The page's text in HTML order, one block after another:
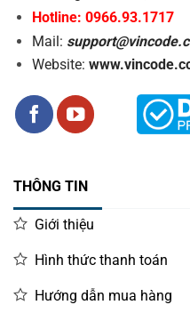
Hotline: 0966.93.1717
Mail:
Website:
THÔNG TIN
Giới thiệu
Hình thức thanh toán
Hướng dẫn mua hàng